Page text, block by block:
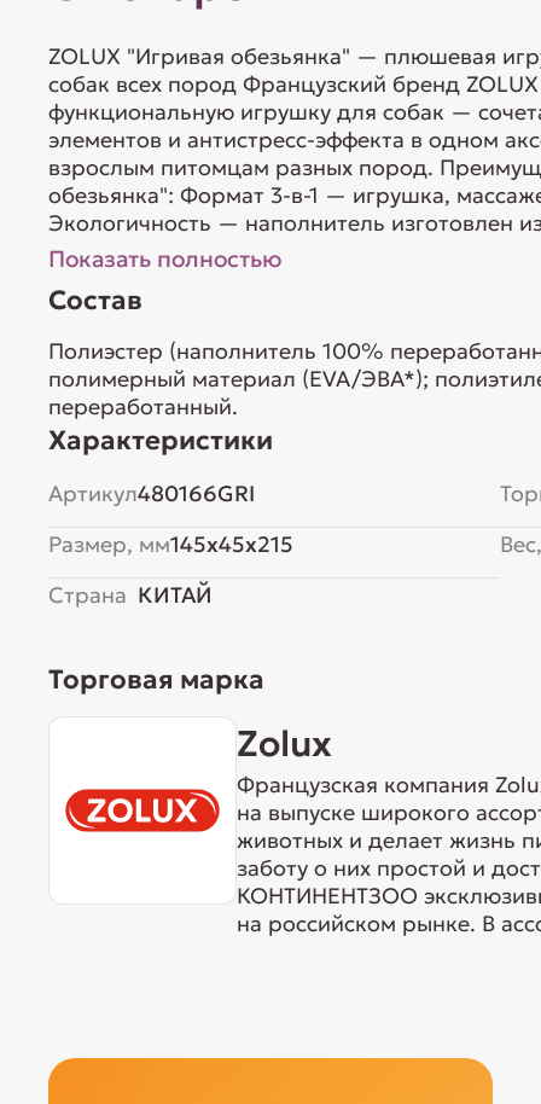
ZOLUX "Игривая обезьянка" — плюшевая
собак всех пород Французский бренд
функциональную игрушку для собак —
элементов и антистресс-эффекта в одном
взрослым питомцам разных пород.
обезьянка": Формат 3-в-1 — игрушка,
Экологичность — наполнитель изготовлен
Показать полностью
Состав
Полиэстер (наполнитель 100%
полимерный материал (EVA/ЭВА*);
переработанный.
Характеристики
Артикул480166GRI
Размер, мм145x45x215
Страна КИТАЙ
Торговая марка
Zolux
Французская компания
на выпуске широкого
животных и делает жизнь
заботу о них простой и
КОНТИНЕНТЗОО
на российском рынке. В